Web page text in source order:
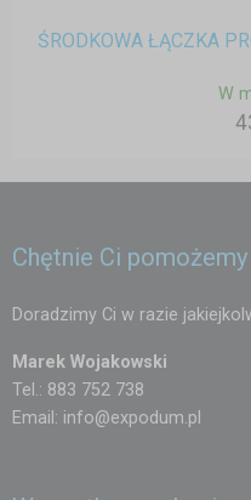
ŚRODKOWA ŁĄCZKA
W
Chętnie Ci pomożemy
Doradzimy Ci w razie
Marek Wojakowski
Tel.: 883 752 738
Email: info@expodum.pl